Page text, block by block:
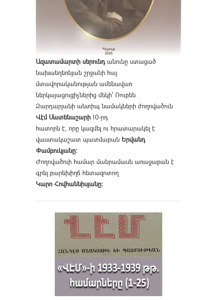
Ազատամարտի սերունդանունը ստացած
նախաեղեռնյան շրջանի հայ
մտավորականության ամենավառ
ներկայացուցիչներից մեկի՝ Ռուբեն
Զարդարյանի անտիպ նամակների ժողովածուն
Վէմ Մատենաշարի 10-րդ
հատորն է, որը կազմել ու հրատարակել է
վաստակաշատ պատմաբան Երվանդ
Փամբուկյանը։
Ժողովածուի համար մանրամասն առաջաբան է
գրել բարեխիղճ հետազոտող
Կարո Հովհաննիսյանը։